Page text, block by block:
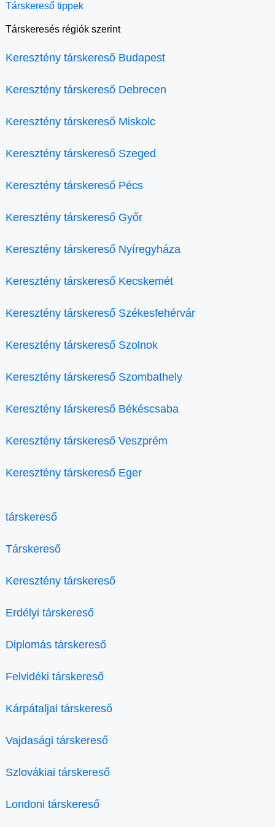
Társkereső tippek
Társkeresés régiók szerint
Keresztény társkereső Budapest
Keresztény társkereső Debrecen
Keresztény társkereső Miskolc
Keresztény társkereső Szeged
Keresztény társkereső Pécs
Keresztény társkereső Győr
Keresztény társkereső Nyíregyháza
Keresztény társkereső Kecskemét
Keresztény társkereső Székesfehérvár
Keresztény társkereső Szolnok
Keresztény társkereső Szombathely
Keresztény társkereső Békéscsaba
Keresztény társkereső Veszprém
Keresztény társkereső Eger
társkereső
Társkereső
Keresztény társkereső
Erdélyi társkereső
Diplomás társkereső
Felvidéki társkereső
Kárpátaljai társkereső
Vajdasági társkereső
Szlovákiai társkereső
Londoni társkereső